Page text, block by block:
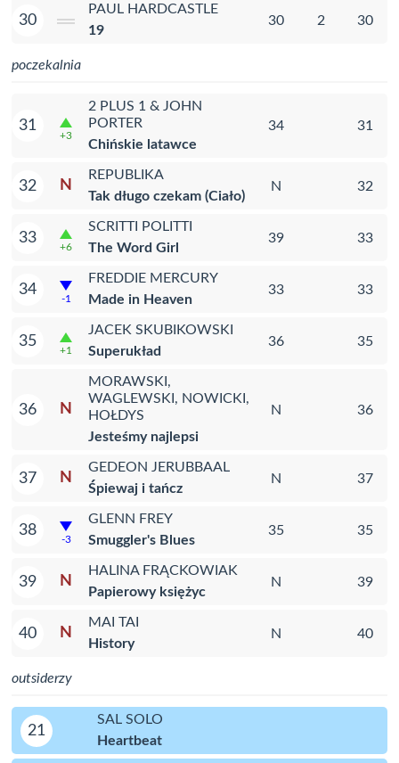
30
PAUL HARDCASTLE
19
30 2 30
poczekalnia
31
+3
2 PLUS 1 & JOHN
PORTER
Chińskie latawce
34 31
32 N
REPUBLIKA
Tak długo czekam (Ciało)
N 32
33
+6
SCRITTI POLITTI
The Word Girl
39 33
34
-1
FREDDIE MERCURY
Made in Heaven
33 33
35
+1
JACEK SKUBIKOWSKI
Superukład
36 35
36 N
MORAWSKI,
WAGLEWSKI, NOWICKI,
HOŁDYS
Jesteśmy najlepsi
N 36
37 N
GEDEON JERUBBAAL
Śpiewaj i tańcz
N 37
38
-3
GLENN FREY
Smuggler's Blues
35 35
39 N
HALINA FRĄCKOWIAK
Papierowy księżyc
N 39
40 N
MAI TAI
History
N 40
outsiderzy
21
SAL SOLO
Heartbeat